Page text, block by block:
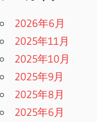
2026年6月
2025年11月
2025年10月
2025年9月
2025年8月
2025年6月